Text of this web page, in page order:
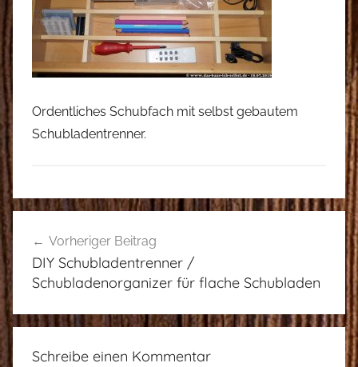
Ordentliches Schubfach mit selbst gebautem
Schubladentrenner.
Vorheriger Beitrag
DIY Schubladentrenner /
Schubladenorganizer für flache Schubladen
Schreibe einen Kommentar